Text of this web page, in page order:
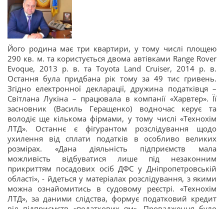
Його родина має три квартири, у тому числі площею
290 кв. м. та користується двома автівками Range Rover
Evoque, 2013 р. в. та Toyota Land Cruiser, 2014 р. в.
Остання була придбана рік тому за 49 тис гривень.
Згідно електронної декларації, дружина податківця –
Світлана Лукіна – працювала в компанії «Харвтер». Її
засновник (Василь Геращенко) водночас керує та
володіє ще кількома фірмами, у тому числі «Технохім
ЛТД». Останнє є фігурантом розслідування щодо
ухилення від сплати податків в особливо великих
розмірах. «Дана діяльність підприємств мала
можливість відбуватися лише під незаконним
прикриттям посадових осіб ДФС у Дніпропетровській
області», - йдеться у матеріалах розслідування, з якими
можна ознайомитись в судовому реєстрі. «Технохім
ЛТД», за даними слідства, формує податковий кредит